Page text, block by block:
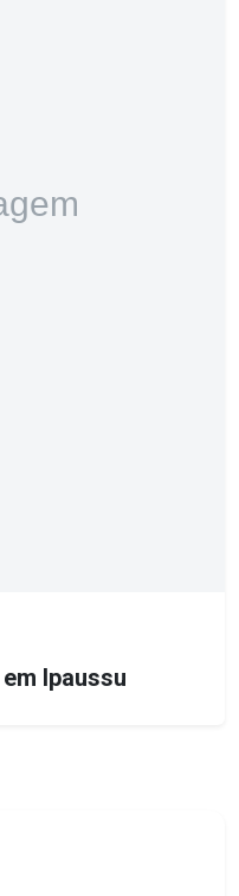
Ipaussu